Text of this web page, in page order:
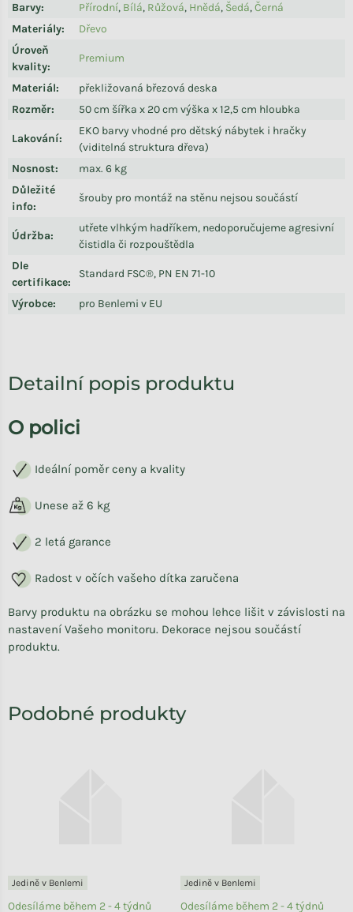
Barvy: Přírodní, Bílá, Růžová, Hnědá, Šedá,Černá
Materiály:
Dřevo
Úroveň
kvality:
Premium
Materiál:
překližovaná březová deska
Rozměr: 50 cm šířka x 20 cm výška x 12,5 cm hloubka
Lakování:
EKO barvy vhodné pro dětský nábytek i hračky
(viditelná struktura dřeva)
Nosnost:
max. 6 kg
Důležité
info:
šrouby pro montáž na stěnu nejsou součástí
Údržba:
utřete vlhkým hadříkem, nedoporučujeme agresivní
čistidla či rozpouštědla
Dle
certifikace:
Standard FSC®, PN EN 71-10
Výrobce: pro Benlemi v EU
Detailní popis produktu
O polici
Ideální poměr ceny a kvality
Unese až 6 kg
2 letá garance
Radost v očích vašeho dítka zaručena
Barvy produktu na obrázku se mohou lehce lišit v závislosti na
nastavení Vašeho monitoru. Dekorace nejsou součástí
produktu.
Jedině v Benlemi
Odesíláme během 2 - 4 týdnů
Jedině v Benlemi
Odesíláme během 2 - 4 týdnů